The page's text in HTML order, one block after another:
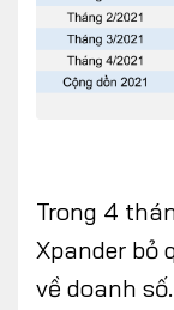
Trong 4
Xpander bỏ
về doanh